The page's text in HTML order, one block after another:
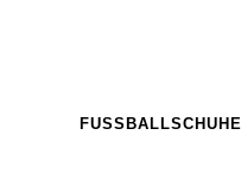
FUSSBALLSCHUHE